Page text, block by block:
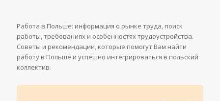
Работа в Польше: информация о рынке труда, поиск
работы, требованиях и особенностях трудоустройства.
Советы и рекомендации, которые помогут Вам найти
работу в Польше и успешно интегрироваться в польский
коллектив.